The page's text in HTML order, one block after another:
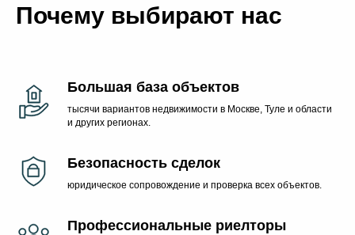
Почему выбирают нас
Большая база объектов
тысячи вариантов недвижимости в Москве, Туле и области
и других регионах.
Безопасность сделок
юридическое сопровождение и проверка всех объектов.
Профессиональные риелторы